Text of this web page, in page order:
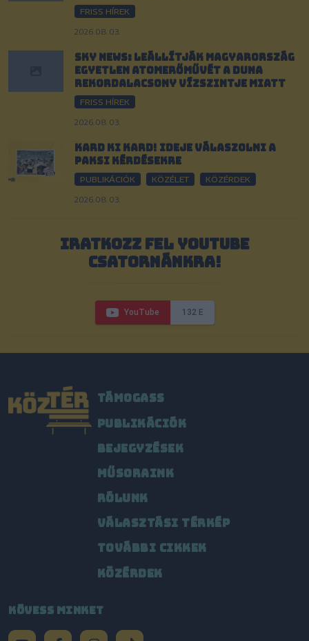
FRISS HÍREK
2026.08.03.
Sky News: Leállítják Magyarország
egyetlen atomerőművét a Duna
rekordalacsony vízszintje miatt
FRISS HÍREK
2026.08.03.
Kard ki kard! Ideje válaszolni a
paksi kérdésekre
PUBLIKÁCIÓK KÖZÉLET KÖZÉRDEK
2026.08.03.
IRATKOZZ FEL YOUTUBE
CSATORNÁNKRA!
YouTube 132 E
TÁMOGASS
PUBLIKÁCIÓK
BEJEGYZÉSEK
MŰSORAINK
RÓLUNK
VÁLASZTÁSI TÉRKÉP
TOVÁBBI CIKKEK
KÖZÉRDEK
KÖVESS MINKET